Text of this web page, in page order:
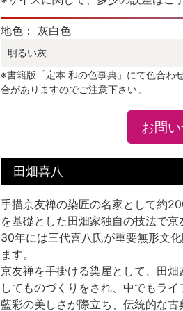
地色： 灰白色
明るい灰
※書籍版「定本 和の色事典」にて色合わ
合がありますのでご注意下さい。
お問
田畑喜八
手描京友禅の染匠の名家として約
を基礎とした田畑家独自の技法で
30年には三代喜八氏が重要無形文
ます。
京友禅を手掛ける染屋として、田
してものづくりをされ、中でもラ
藍彩の美しさが際立ち、伝統的な